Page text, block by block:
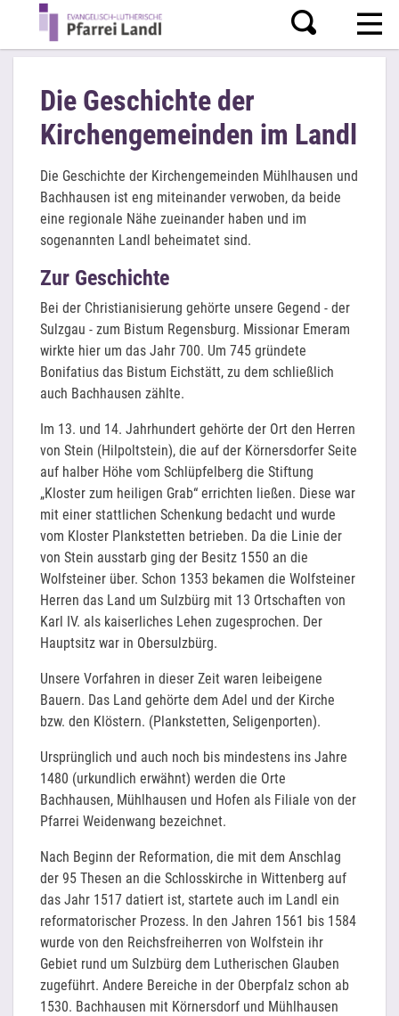
Die Geschichte der
Kirchengemeinden im Landl
Die Geschichte der Kirchengemeinden Mühlhausen und
Bachhausen ist eng miteinander verwoben, da beide
eine regionale Nähe zueinander haben und im
sogenannten Landl beheimatet sind.
Zur Geschichte
Bei der Christianisierung gehörte unsere Gegend - der
Sulzgau - zum Bistum Regensburg. Missionar Emeram
wirkte hier um das Jahr 700. Um 745 gründete
Bonifatius das Bistum Eichstätt, zu dem schließlich
auch Bachhausen zählte.
Im 13. und 14. Jahrhundert gehörte der Ort den Herren
von Stein (Hilpoltstein), die auf der Körnersdorfer Seite
auf halber Höhe vom Schlüpfelberg die Stiftung
„Kloster zum heiligen Grab“ errichten ließen. Diese war
mit einer stattlichen Schenkung bedacht und wurde
vom Kloster Plankstetten betrieben. Da die Linie der
von Stein ausstarb ging der Besitz 1550 an die
Wolfsteiner über. Schon 1353 bekamen die Wolfsteiner
Herren das Land um Sulzbürg mit 13 Ortschaften von
Karl IV. als kaiserliches Lehen zugesprochen. Der
Hauptsitz war in Obersulzbürg.
Unsere Vorfahren in dieser Zeit waren leibeigene
Bauern. Das Land gehörte dem Adel und der Kirche
bzw. den Klöstern. (Plankstetten, Seligenporten).
Ursprünglich und auch noch bis mindestens ins Jahre
1480 (urkundlich erwähnt) werden die Orte
Bachhausen, Mühlhausen und Hofen als Filiale von der
Pfarrei Weidenwang bezeichnet.
Nach Beginn der Reformation, die mit dem Anschlag
der 95 Thesen an die Schlosskirche in Wittenberg auf
das Jahr 1517 datiert ist, startete auch im Landl ein
reformatorischer Prozess. In den Jahren 1561 bis 1584
wurde von den Reichsfreiherren von Wolfstein ihr
Gebiet rund um Sulzbürg dem Lutherischen Glauben
zugeführt. Andere Bereiche in der Oberpfalz schon ab
1530. Bachhausen mit Körnersdorf und Mühlhausen